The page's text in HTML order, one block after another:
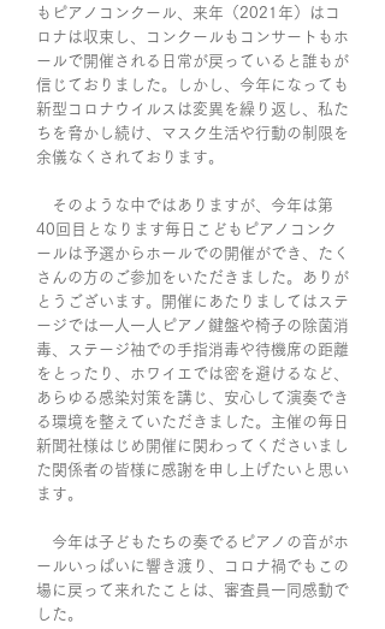
もピアノコンクール、来年（2021年）はコ
ロナは収束し、コンクールもコンサートもホ
ールで開催される日常が戻っていると誰もが
信じておりました。しかし、今年になっても
新型コロナウイルスは変異を繰り返し、私た
ちを脅かし続け、マスク生活や行動の制限を
余儀なくされております。
そのような中ではありますが、今年は第
40回目となります毎日こどもピアノコンク
ールは予選からホールでの開催ができ、たく
さんの方のご参加をいただきました。ありが
とうございます。開催にあたりましてはステ
ージでは一人一人ピアノ鍵盤や椅子の除菌消
毒、ステージ袖での手指消毒や待機席の距離
をとったり、ホワイエでは密を避けるなど、
あらゆる感染対策を講じ、安心して演奏でき
る環境を整えていただきました。主催の毎日
新聞社様はじめ開催に関わってくださいまし
た関係者の皆様に感謝を申し上げたいと思い
ます。
今年は子どもたちの奏でるピアノの音がホ
ールいっぱいに響き渡り、コロナ禍でもこの
場に戻って来れたことは、審査員一同感動で
した。